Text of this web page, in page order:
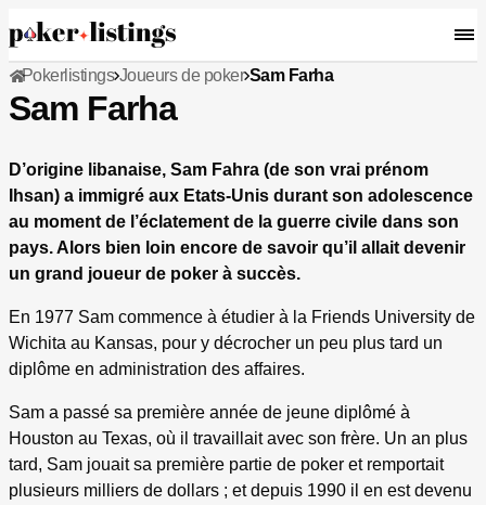
Pokerlistings Joueurs de poker Sam Farha
Sam Farha
D’origine libanaise, Sam Fahra (de son vrai prénom
Ihsan) a immigré aux Etats-Unis durant son adolescence
au moment de l’éclatement de la guerre civile dans son
pays. Alors bien loin encore de savoir qu’il allait devenir
un grand joueur de poker à succès.
En 1977 Sam commence à étudier à la Friends University de
Wichita au Kansas, pour y décrocher un peu plus tard un
diplôme en administration des affaires.
Sam a passé sa première année de jeune diplômé à
Houston au Texas, où il travaillait avec son frère. Un an plus
tard, Sam jouait sa première partie de poker et remportait
plusieurs milliers de dollars ; et depuis 1990 il en est devenu